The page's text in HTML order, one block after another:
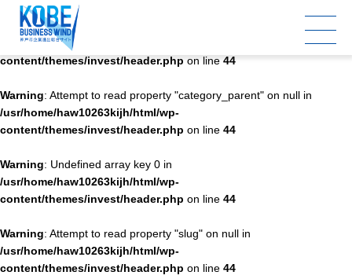
Warning: Undefined array key 0 in
/usr/home/haw10263kijh/html/wp-
content/themes/invest/header.php on line 44
Warning: Attempt to read property "category_parent" on null in
/usr/home/haw10263kijh/html/wp-
content/themes/invest/header.php on line 44
Warning: Undefined array key 0 in
/usr/home/haw10263kijh/html/wp-
content/themes/invest/header.php on line 44
Warning: Attempt to read property "slug" on null in
/usr/home/haw10263kijh/html/wp-
content/themes/invest/header.php on line 44